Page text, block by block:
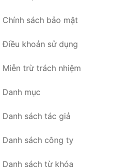
Chính sách bảo mật
Điều khoản sử dụng
Miễn trừ trách nhiệm
Danh mục
Danh sách tác giả
Danh sách công ty
Danh sách từ khóa